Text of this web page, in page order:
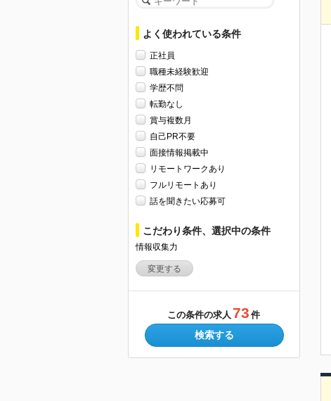
よく使われている条件
正社員
職種未経験歓迎
学歴不問
転勤なし
賞与複数月
自己PR不要
面接情報掲載中
リモートワークあり
フルリモートあり
話を聞きたい応募可
こだわり条件、選択中の条件
情報収集力
変更する
この条件の求人 73 件
検索する